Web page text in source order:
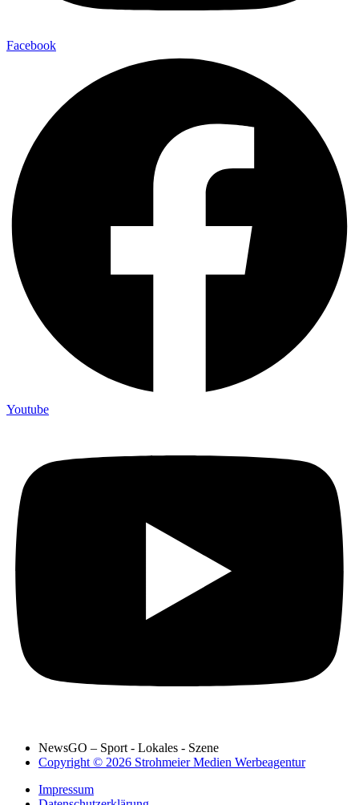
Facebook
Youtube
NewsGO – Sport - Lokales - Szene
Copyright © 2026 Strohmeier Medien Werbeagentur
Impressum